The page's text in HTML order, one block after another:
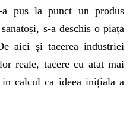
pus la punct un produs
s-a deschis o piața
aici și tacerea industriei
reale, tacere cu atat mai
calcul ca ideea inițiala a